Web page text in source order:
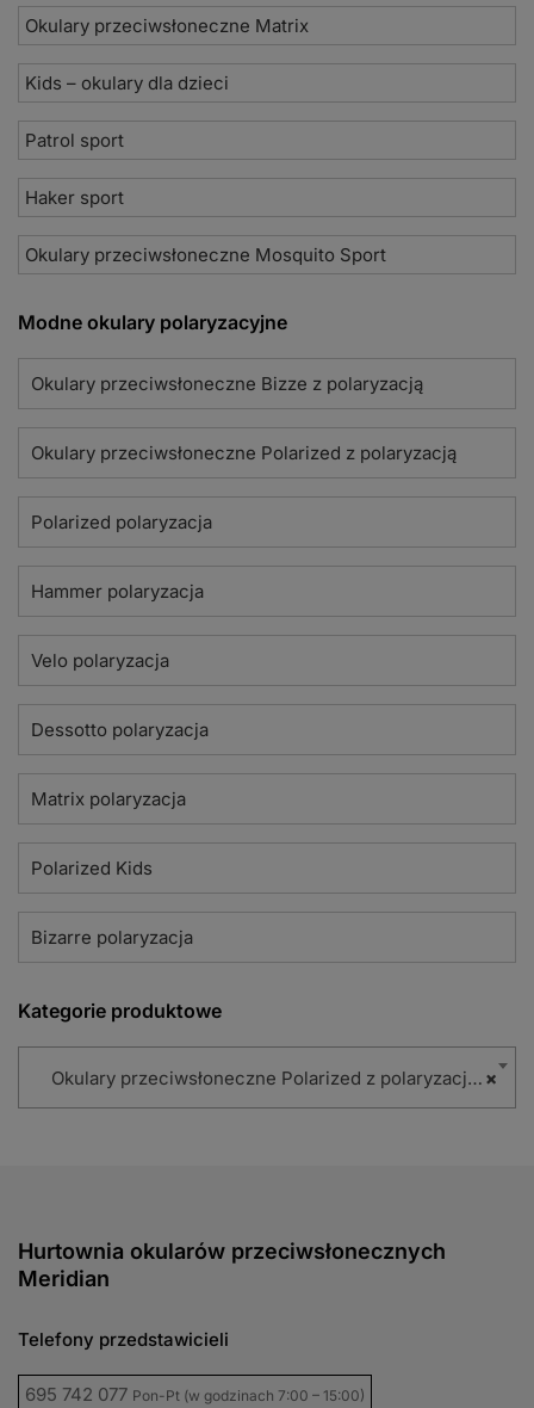
Okulary przeciwsłoneczne Matrix
Kids – okulary dla dzieci
Patrol sport
Haker sport
Okulary przeciwsłoneczne Mosquito Sport
Modne okulary polaryzacyjne
Okulary przeciwsłoneczne Bizze z polaryzacją
Okulary przeciwsłoneczne Polarized z polaryzacją
Polarized polaryzacja
Hammer polaryzacja
Velo polaryzacja
Dessotto polaryzacja
Matrix polaryzacja
Polarized Kids
Bizarre polaryzacja
Kategorie produktowe
×
Okulary przeciwsłoneczne Polarized z polaryzacją (86)
Hurtownia okularów przeciwsłonecznych
Meridian
Telefony przedstawicieli
695 742 077 Pon-Pt (w godzinach 7:00 – 15:00)